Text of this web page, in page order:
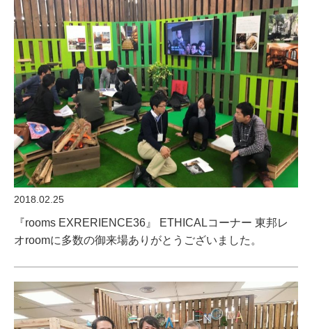
2018.02.25
『rooms EXRERIENCE36』 ETHICALコーナー 東邦レ
オroomに多数の御来場ありがとうございました。